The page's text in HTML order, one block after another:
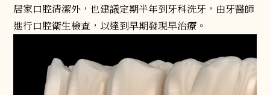
居家口腔清潔外，也建議定期半年到牙科洗牙，由牙醫師
進行口腔衛生檢查，以達到早期發現早治療。